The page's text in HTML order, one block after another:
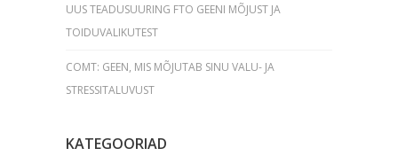
UUS TEADUSUURING FTO GEENI MÕJUST JA
TOIDUVALIKUTEST
COMT: GEEN, MIS MÕJUTAB SINU VALU- JA
STRESSITALUVUST
KATEGOORIAD